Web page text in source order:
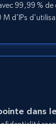
user's
url, Title,
more.
99,99 %
M d'IPs
dans